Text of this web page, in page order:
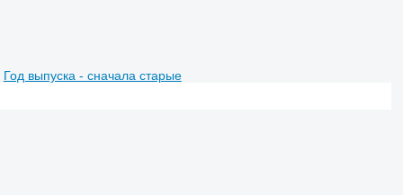
Год выпуска - сначала старые